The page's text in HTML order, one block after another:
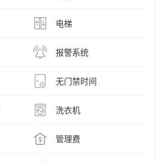
电梯
报警系统
无门禁时间
洗衣机
管理费